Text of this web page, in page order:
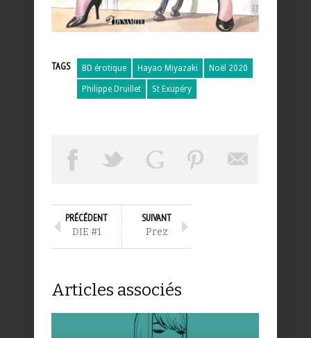
TAGS BD érotique Hayao Miyazaki Noël 2020
Philippe Druillet St Exupéry
PRÉCÉDENT
DIE #1
SUIVANT
Prez
Articles associés